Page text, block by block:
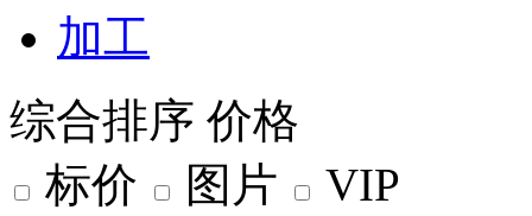
加工
综合排序 价格
标价
图片
VIP